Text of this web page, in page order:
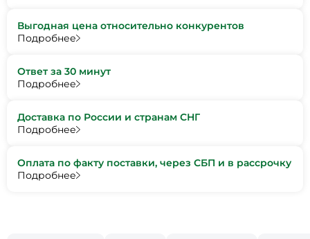
Выгодная цена относительно конкурентов
Подробнее
Ответ за 30 минут
Подробнее
Доставка по России и странам СНГ
Подробнее
Оплата по факту поставки, через СБП и в рассрочку
Подробнее